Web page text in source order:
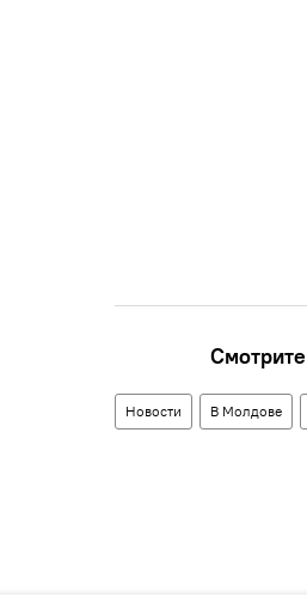
Смотрите
Новости В Молдове